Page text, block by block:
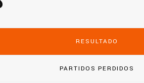
RESULTADO
PARTIDOS PERDIDOS